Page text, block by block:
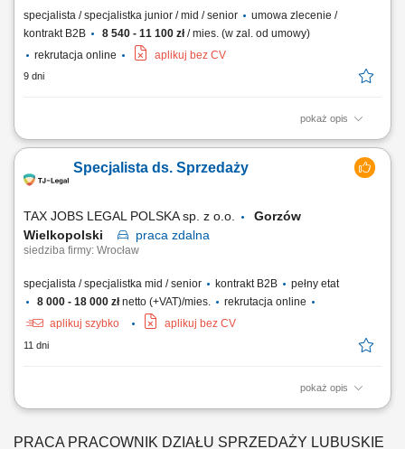
specjalista / specjalistka junior / mid / senior
umowa zlecenie /
kontrakt B2B
8 540 - 11 100 zł/ mies. (w zal. od umowy)
rekrutacja online
aplikuj bez CV
9 dni
pokaż opis
Prezentowanie oferty edukacyjnej podczas spotkań w placówkach
oświatowych (spotkania umawia firma). Prowadzenie rozmów online z
osobami zainteresowanymi nauką w firmie. Rekrutacja, szkolenie,
koordynacja i analiza pracy przypisanego zespołu Konsultantów i
Specjalista ds. Sprzedaży
TAX JOBS LEGAL POLSKA sp. z o.o.
Gorzów
Wielkopolski
praca zdalna
siedziba firmy: Wrocław
specjalista / specjalistka mid / senior kontrakt B2B
pełny etat
8 000 - 18 000 złnetto (+VAT)/mies.
rekrutacja online
aplikuj szybko
aplikuj bez CV
11 dni
pokaż opis
Samodzielne pozyskiwanie nowych klientów B2B poprzez aktywne
przekazanymi kontaktami (ciepłe leady) - Prezentacja oferty firmy i
PRACA PRACOWNIK DZIAŁU SPRZEDAŻY LUBUSKIE